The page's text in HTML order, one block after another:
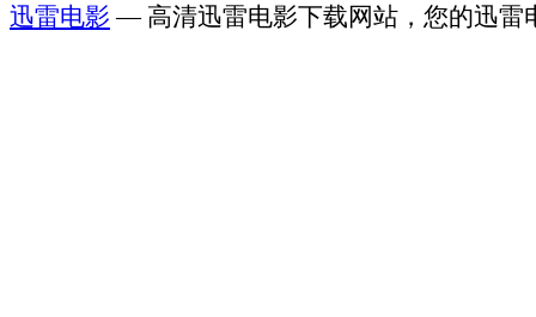
迅雷电影 — 高清迅雷电影下载网站，您的迅雷